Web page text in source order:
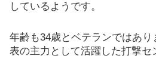
しているようです。
年齢も34歳とベテランではあ
表の主力として活躍した打撃セ